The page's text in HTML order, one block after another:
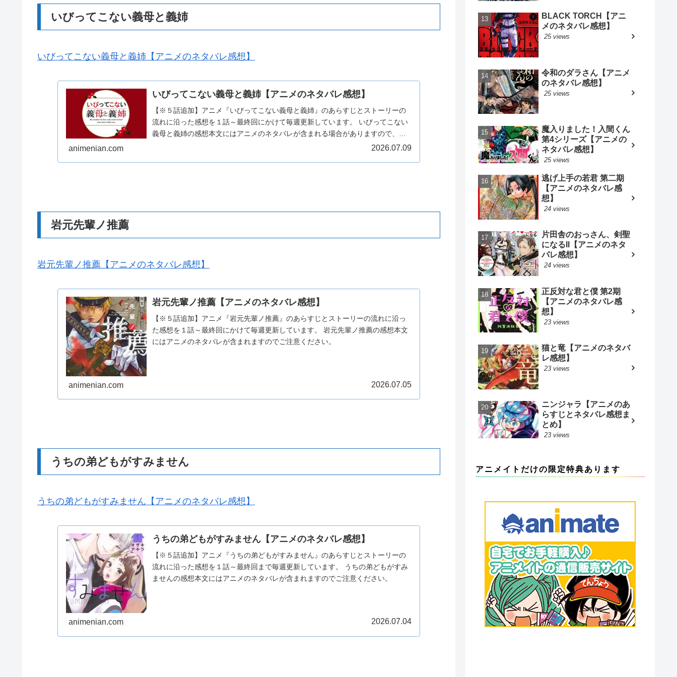
いびってこない義母と義姉
いびってこない義母と義姉【アニメのネタバレ感想】
いびってこない義母と義姉【アニメのネタバレ感想】
【※５話追加】アニメ『いびってこない義母と義姉』のあらすじとストーリーの
流れに沿った感想を１話～最終回にかけて毎週更新しています。 いびってこない
義母と義姉の感想本文にはアニメのネタバレが含まれる場合がありますので、ご
animenian.com 2026.07.09
岩元先輩ノ推薦
岩元先輩ノ推薦【アニメのネタバレ感想】
岩元先輩ノ推薦【アニメのネタバレ感想】
【※５話追加】アニメ『岩元先輩ノ推薦』のあらすじとストーリーの流れに沿っ
た感想を１話～最終回にかけて毎週更新しています。 岩元先輩ノ推薦の感想本文
にはアニメのネタバレが含まれますのでご注意ください。
animenian.com 2026.07.05
うちの弟どもがすみません
うちの弟どもがすみません【アニメのネタバレ感想】
うちの弟どもがすみません【アニメのネタバレ感想】
【※５話追加】アニメ『うちの弟どもがすみません』のあらすじとストーリーの
流れに沿った感想を１話～最終回まで毎週更新しています。 うちの弟どもがすみ
ませんの感想本文にはアニメのネタバレが含まれますのでご注意ください。
animenian.com 2026.07.04
BLACK TORCH【アニ
メのネタバレ感想】
25 views
令和のダラさん【アニメ
のネタバレ感想】
25 views
魔入りました！入間くん
第4シリーズ【アニメの
ネタバレ感想】
25 views
逃げ上手の若君 第二期
【アニメのネタバレ感
想】
24 views
片田舎のおっさん、剣聖
になるII【アニメのネタ
バレ感想】
24 views
正反対な君と僕 第2期
【アニメのネタバレ感
想】
23 views
猫と竜【アニメのネタバ
レ感想】
23 views
ニンジャラ【アニメのあ
らすじとネタバレ感想ま
とめ】
23 views
アニメイトだけの限定特典あります